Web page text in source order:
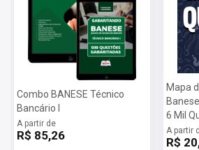
Combo BANESE Técnico
Bancário I
A partir de
R$ 85,26
Mapa
6 Mil
A partir
R$